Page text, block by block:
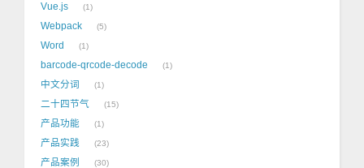
Vue.js 1
Webpack 5
Word 1
barcode-qrcode-decode 1
中文分词 1
二十四节气 15
产品功能 1
产品实践 23
产品案例 30